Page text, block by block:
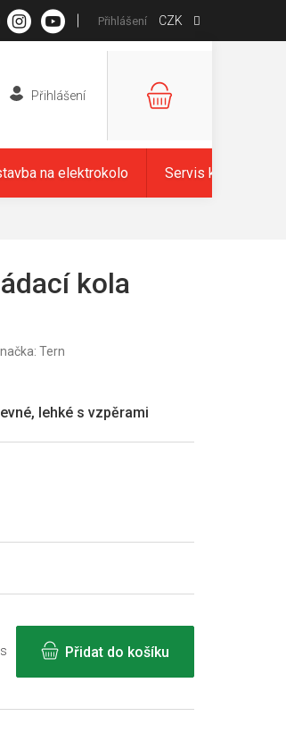
CZK
Přihlášení
NÁKUPNÍ
na elektrokolo Servis kol
lehké s vzpěrami
kola
Tern
Přidat do košíku